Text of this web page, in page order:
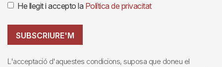
He llegit i accepto la Política de privacitat
SUBSCRIURE'M
L'acceptació d'aquestes condicions, suposa que doneu el